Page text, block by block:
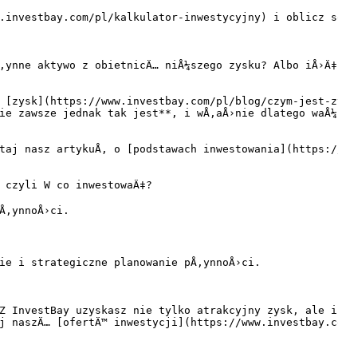
pl/kalkulator-inwestycyjny) i oblicz
aktywo z obietnicÄ… niÅ¼szego zysku? Albo
[zysk](https://www.investbay.com/pl/blog/czym-jest-
zawsze jednak tak jest**, i wÅ‚aÅ›nie dlatego
nasz artykuÅ‚ o [podstawach
W co inwestowaÄ‡?
i strategiczne planowanie pÅ‚ynnoÅ›ci.
Z InvestBay uzyskasz nie tylko atrakcyjny zysk,
naszÄ… [ofertÄ™ inwestycji](https://